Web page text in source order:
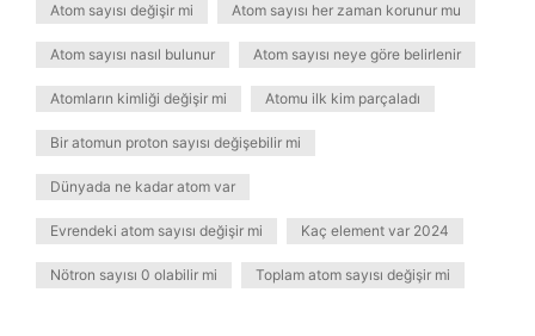
Atom sayısı değişir mi Atom sayısı her zaman korunur mu
Atom sayısı nasıl bulunur Atom sayısı neye göre belirlenir
Atomların kimliği değişir mi Atomu ilk kim parçaladı
Bir atomun proton sayısı değişebilir mi
Dünyada ne kadar atom var
Evrendeki atom sayısı değişir mi Kaç element var 2024
Nötron sayısı 0 olabilir mi Toplam atom sayısı değişir mi